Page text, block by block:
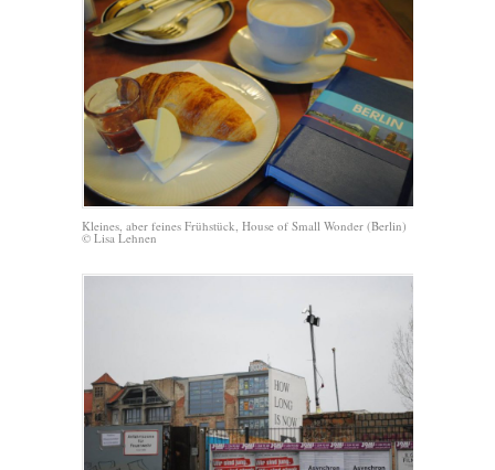
Kleines, aber feines Frühstück, House of Small Wonder (Berlin)
© Lisa Lehnen